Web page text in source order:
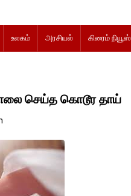
உலகம் அரசியல் கிரைம் நியூஸ்
செய்த கொடூர தாய்